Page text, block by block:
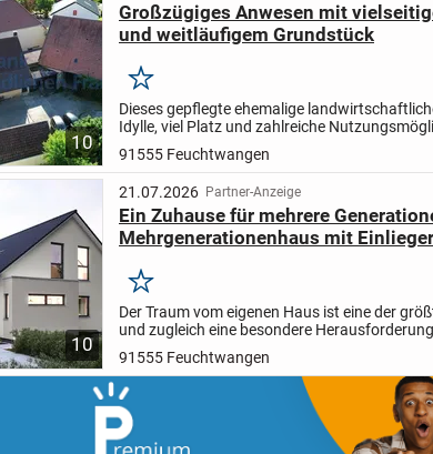
10
Großzügiges Anwesen mit
und weitläufigem Grundstück
Merken
Dieses gepflegte ehemalige
Idylle, viel Platz und zahlreiche
ca. 4.232 m² großen Grundstück. Die Flächen...
91555 Feuchtwangen
10
21.07.2026 Partner-Anzeige
Ein Zuhause für mehrere
Mehrgenerationenhaus mit
Merken
Der Traum vom eigenen Haus ist eine der
und zugleich eine besondere
mit massahaus als zuverlässiger und
91555 Feuchtwangen